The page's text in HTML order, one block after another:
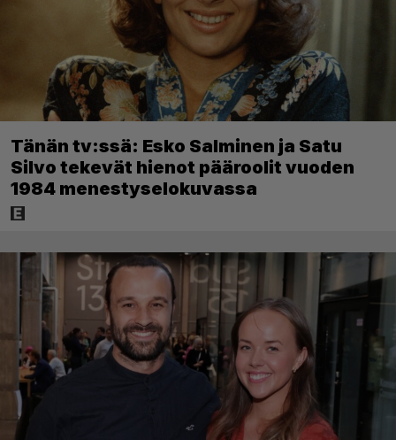
Tänän tv:ssä: Esko Salminen ja Satu
Silvo tekevät hienot pääroolit vuoden
1984 menestyselokuvassa